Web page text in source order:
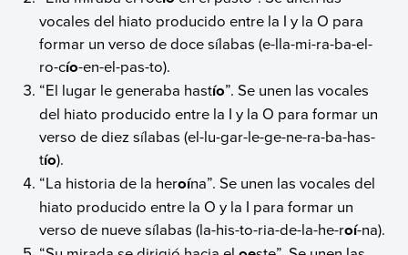
vocales del hiato producido entre la I y la O para
formar un verso de doce sílabas (e-lla-mi-ra-ba-el-
ro-cío-en-el-pas-to).
“El lugar le generaba hastío”. Se unen las vocales
del hiato producido entre la I y la O para formar un
verso de diez sílabas (el-lu-gar-le-ge-ne-ra-ba-has-
tío).
“La historia de la heroína”. Se unen las vocales del
hiato producido entre la O y la I para formar un
verso de nueve sílabas (la-his-to-ria-de-la-he-roí-na).